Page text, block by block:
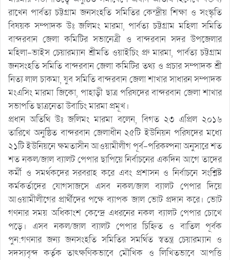
রাখেন পার্বত্য চট্টগ্রাম জনসংহতি সমিতির কেন্দ্রীয় শিক্ষা ও সংস্কৃতি
বিষয়ক সম্পাদক উঃ জলিমং মারমা, পার্বত্য চট্টগ্রাম মহিলা সমিতি
বান্দরবান জেলা কমিটির সভানেত্রী ও বান্দরবান সদর উপজেলার
মহিলা-ভাইস চেয়ারম্যান শ্রীমতি ওয়াইচিং প্রু মারমা, পার্বত্য চট্টগ্রাম
জনসংহতি সমিতি বান্দরবান জেলা কমিটির তথ্য ও প্রচার সম্পাদক শ্রী
নিত্য লাল চাকমা, যুব সমিতি বান্দরবান জেলা শাখার সাধারন সম্পাদক
মংএসিং মারমা জিকো, পাহাড়ী ছাত্র পরিষদের বান্দরবান জেলা শাখার
সভাপতি ছাত্রনেতা উবাচিং মারমা প্রমূখ।
প্রধান অতিথি উঃ জলিমং মারমা বলেন, বিগত ২৩ এপ্রিল ২০১৬
তারিখে অনুষ্ঠিত বান্দরবান জেলাধীন ২৫টি ইউনিয়ন পরিষদের মধ্যে
২১টি ইউনিয়নে ক্ষমতাসীন আওয়ামীলীগ পূর্ব-পরিকল্পনা অনুসারে শত
শত নকল/জাল ব্যালট পেপার ছাপিয়ে নির্বাচনের একদিন আগে তাদের
কর্মী ও সমর্থকদের সরবরাহ করে এবং প্রশাসন ও নির্বাচনে সংশ্লিষ্ট
কর্মকর্তাদের যোগসাজসে এসব নকল/জাল ব্যালট পেপার দিয়ে
আওয়ামীলীগের প্রার্থীদের পক্ষে ব্যাপক জাল ভোট প্রদান করে। ভোট
গণনার সময় অধিকাংশ কেন্দ্রে এধরনের নকল ব্যালট পেপার চোখে
পড়ে। এসব নকল/জাল ব্যালট পেপার চিহ্নিত ও বাতিল পূর্বক
পুন:গণনার জন্য জনসংহতি সমিতির সমর্থিত স্বতন্ত্র চেয়ারম্যান ও
সদস্যবৃন্দ কর্তৃক তাৎক্ষণিকভাবে মৌখিক ও লিখিতভাবে আপত্তি